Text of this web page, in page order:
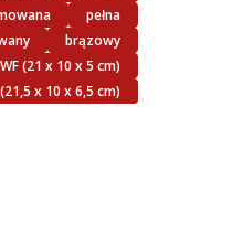
pełna
brązowy
WF (21 x 10 x 5 cm)
x 10 x 6,5 cm)